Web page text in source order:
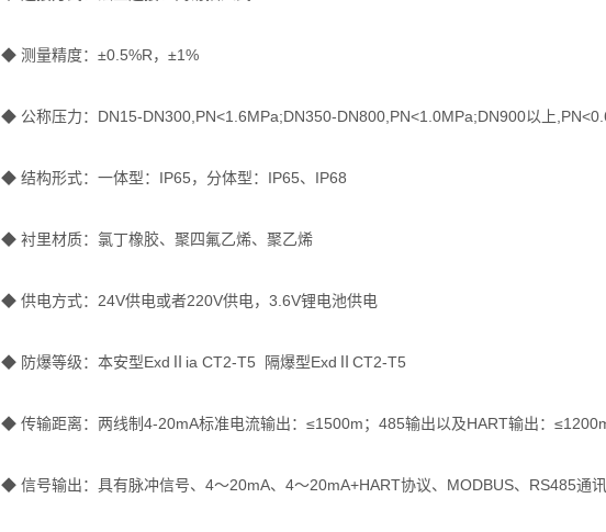
◆ 测量精度：±0.5%R，±1%
◆ 公称压力：DN15-DN300,PN<1.6MPa;DN350-DN800,PN<1.0MPa;DN900以上
◆ 结构形式：一体型：IP65，分体型：IP65、IP68
◆ 衬里材质：氯丁橡胶、聚四氟乙烯、聚乙烯
◆ 供电方式：24V供电或者220V供电，3.6V锂电池供电
◆ 防爆等级：本安型ExdⅡia CT2-T5 隔爆型ExdⅡCT2-T5
◆ 传输距离：两线制4-20mA标准电流输出：≤1500m；485输出以及HART输出：
◆ 信号输出：具有脉冲信号、4～20mA、4～20mA+HART协议、MODBUS、RS485通讯